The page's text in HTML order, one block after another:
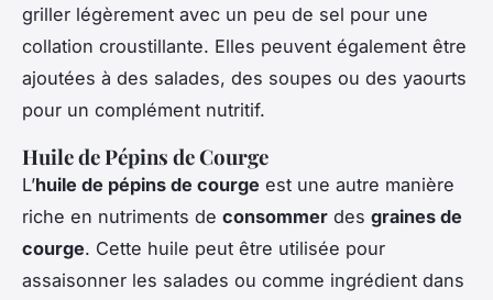
griller légèrement avec un peu de sel pour une
collation croustillante. Elles peuvent également être
ajoutées à des salades, des soupes ou des yaourts
pour un complément nutritif.
Huile de Pépins de Courge
L’huile de pépins de courge est une autre manière
riche en nutriments de consommer des graines de
courge. Cette huile peut être utilisée pour
assaisonner les salades ou comme ingrédient dans